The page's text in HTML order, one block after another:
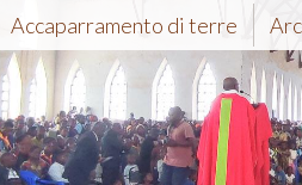
Accaparramento di terre